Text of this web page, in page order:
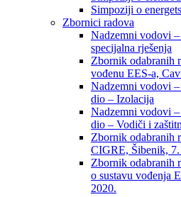
Simpoziji o
Zbornici radova
Nadzemni vodovi –
specijalna rješenja
Zbornik odabranih
vođenu EES-a,
Nadzemni vodovi
dio – Izolacija
Nadzemni vodovi
dio – Vodiči i
Zbornik odabranih
CIGRE, Šibenik, 7.
Zbornik odabranih
o sustavu vođenja
2020.